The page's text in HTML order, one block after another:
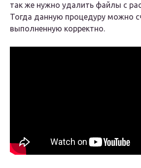
так же нужно удалить файлы с
Тогда данную процедуру можно
выполненную корректно.